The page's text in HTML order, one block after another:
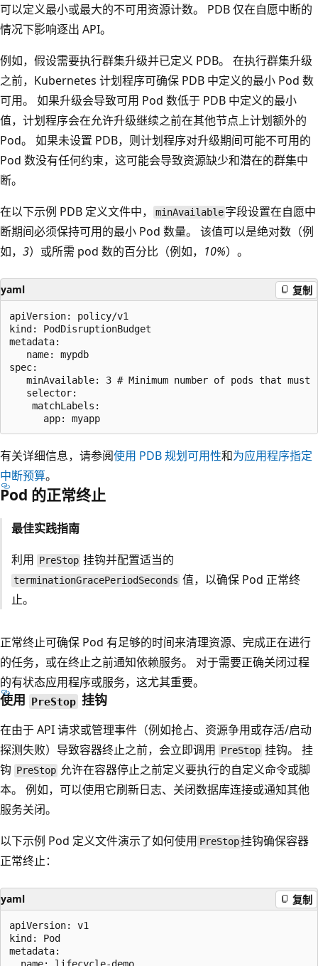
可以定义最小或最大的不可用资源计数。 PDB 仅在自愿中断的
情况下影响逐出 API。
例如，假设需要执行群集升级并已定义 PDB。 在执行群集升级
之前，Kubernetes 计划程序可确保 PDB 中定义的最小 Pod 数
可用。 如果升级会导致可用 Pod 数低于 PDB 中定义的最小
值，计划程序会在允许升级继续之前在其他节点上计划额外的
Pod。 如果未设置 PDB，则计划程序对升级期间可能不可用的
Pod 数没有任何约束，这可能会导致资源缺少和潜在的群集中
断。
在以下示例 PDB 定义文件中，
minAvailable 字段设置在自愿中
断期间必须保持可用的最小 Pod 数量。 该值可以是绝对数（例
如， 3）或所需 pod 数的百分比（例如， 10%）。
yaml 复制
apiVersion: policy/v1
kind: PodDisruptionBudget
metadata:
   name: mypdb
spec:
minAvailable: 3 # Minimum number of pods that
   selector:
    matchLabels:
有关详细信息，请参阅使用 PDB 规划可用性和为应用程序指定
中断预算。
Pod 的正常终止
最佳实践指南
利用 PreStop 挂钩并配置适当的
terminationGracePeriodSeconds 值，以确保 Pod 正常终
止。
正常终止可确保 Pod 有足够的时间来清理资源、完成正在进行
的任务，或在终止之前通知依赖服务。 对于需要正确关闭过程
的有状态应用程序或服务，这尤其重要。
使用 PreStop 挂钩
在由于 API 请求或管理事件（例如抢占、资源争用或存活/启动
探测失败）导致容器终止之前，会立即调用 PreStop 挂钩。 挂
钩 PreStop 允许在容器停止之前定义要执行的自定义命令或脚
本。 例如，可以使用它刷新日志、关闭数据库连接或通知其他
服务关闭。
以下示例 Pod 定义文件演示了如何使用 PreStop挂钩确保容器
正常终止：
yaml 复制
apiVersion: v1
kind: Pod
metadata: